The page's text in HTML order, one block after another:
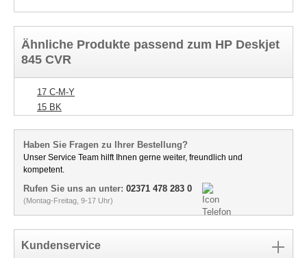
Ähnliche Produkte passend zum HP Deskjet
845 CVR
17 C-M-Y
15 BK
Haben Sie Fragen zu Ihrer Bestellung?
Unser Service Team hilft Ihnen gerne weiter, freundlich und
kompetent.
Rufen Sie uns an unter: 02371 478 283 0
(Montag-Freitag, 9-17 Uhr)
Kundenservice